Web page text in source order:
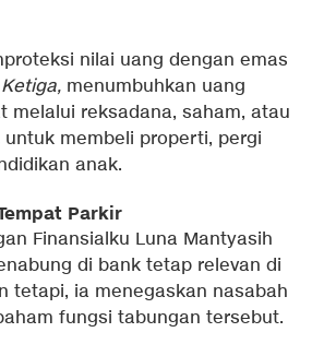
nilai uang dengan emas
Ketiga, menumbuhkan uang
melalui reksadana, saham, atau
untuk membeli properti, pergi
anak.
Parkir
Finansialku Luna Mantyasih
di bank tetap relevan di
tetapi, ia menegaskan nasabah
fungsi tabungan tersebut.